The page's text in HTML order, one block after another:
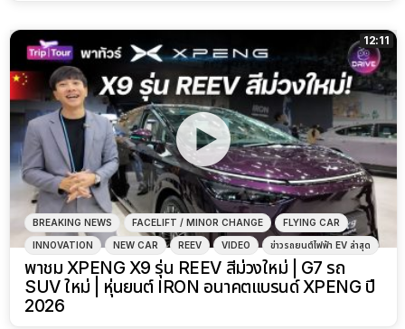
12:11
BREAKING NEWS FACELIFT / MINOR CHANGE FLYING CAR
INNOVATION NEW CAR REEV VIDEO ข่าวรถยนต์ไฟฟ้า EV ล่าสุด
พาชม XPENG X9 รุ่น REEV สีม่วงใหม่ | G7 รถ
SUV ใหม่ | หุ่นยนต์ IRON อนาคตแบรนด์ XPENG ปี
2026